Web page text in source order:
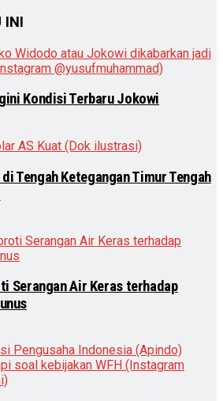
INI
Kondisi Terbaru Jokowi
Tengah Ketegangan Timur Tengah
Serangan Air Keras terhadap